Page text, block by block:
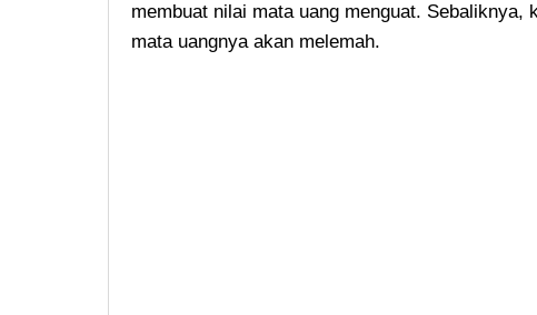
membuat nilai mata uang menguat.
mata uangnya akan melemah.